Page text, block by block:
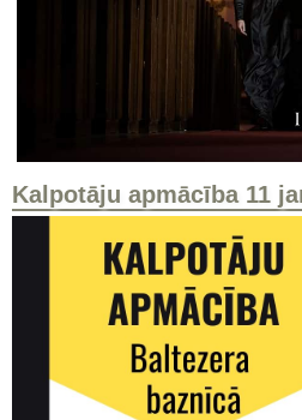
Kalpotāju apmācība 11